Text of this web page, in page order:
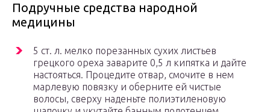
Подручные средства народной
медицины
5 ст. л. мелко порезанных сухих листьев
грецкого ореха заварите 0,5 л кипятка и дайте
настояться. Процедите отвар, смочите в нем
марлевую повязку и оберните ей чистые
волосы, сверху наденьте полиэтиленовую